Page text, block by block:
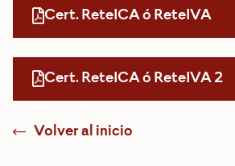
Cert. ReteICA ó ReteIVA
Cert. ReteICA ó ReteIVA 2
Volver al inicio